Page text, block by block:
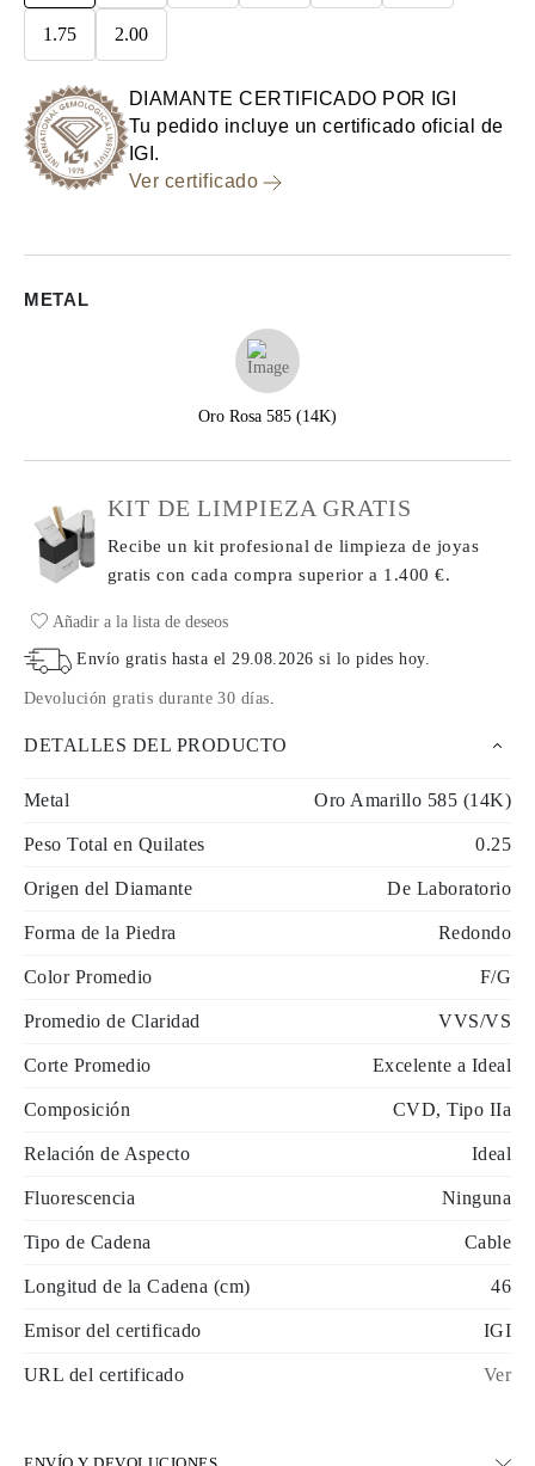
1.75 2.00
DIAMANTE CERTIFICADO POR IGI
Tu pedido incluye un certificado oficial de
IGI.
Ver certificado
METAL
Oro Rosa 585 (14K)
KIT DE LIMPIEZA GRATIS
Recibe un kit profesional de limpieza de joyas
gratis con cada comprasuperior a 1.400 €.
Añadir a la lista de deseos
Envío gratis hasta el 29.08.2026 si lo pides hoy.
Devolución gratis durante 30 días
DETALLES DEL PRODUCTO
Metal Oro Amarillo 585 (14K)
Peso Total en Quilates 0.25
Origen del Diamante De Laboratorio
Forma de la Piedra Redondo
Color Promedio F/G
Promedio de Claridad VVS/VS
Corte Promedio Excelente a Ideal
Composición CVD, Tipo IIa
Relación de Aspecto Ideal
Fluorescencia Ninguna
Tipo de Cadena Cable
Longitud de la Cadena (cm) 46
Emisor del certificado IGI
URL del certificado Ver